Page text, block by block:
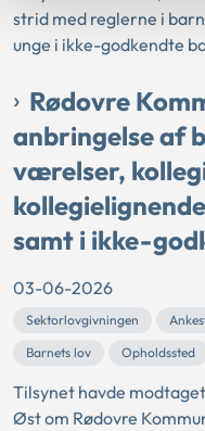
strid med reglerne i
unge i ikke-godkendte
Rødovre
anbringelse af
værelser,
samt i ikke-
03-06-2026
Sektorlovgivningen
Barnets lov
Opholdssted
Tilsynet havde
Øst om Rødovre